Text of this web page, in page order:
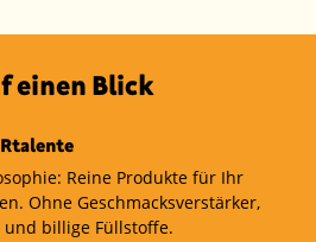
einen Blick
Reine Produkte für Ihr
Ohne Geschmacksverstärker,
und billige Füllstoffe.